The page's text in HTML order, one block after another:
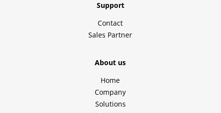
Support
Contact
Sales Partner
About us
Home
Company
Solutions